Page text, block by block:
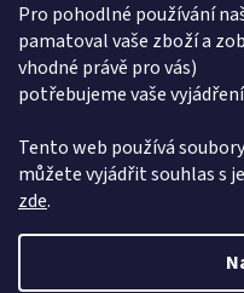
Pro pohodlné používání
pamatoval vaše zboží a
vhodné právě pro vás)
potřebujeme vaše
Tento web používá
můžete vyjádřit souhlas s
zde.
Doplňkové
Kategorie:
Doplňky
EAN:
8590687121546